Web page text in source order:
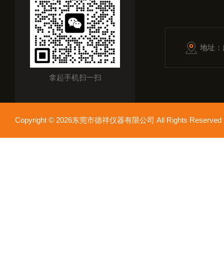
拿起手机扫一扫
地址
Copyright © 2026东莞市德祥仪器有限公司 All Rights